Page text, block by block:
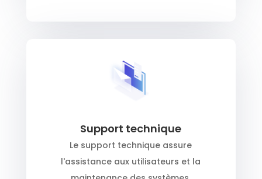
Support technique
Le support technique assure
l'assistance aux utilisateurs et la